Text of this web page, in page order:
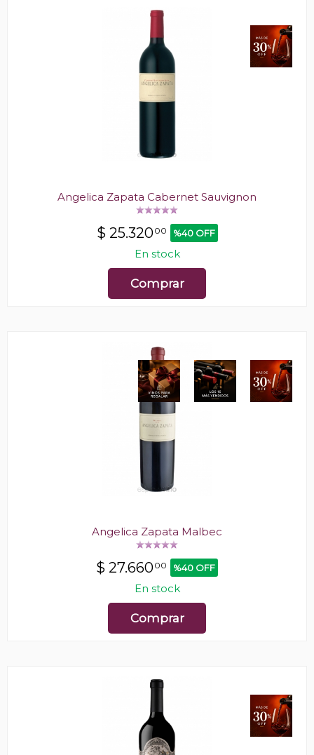
Angelica Zapata Cabernet Sauvignon
$ 25.32000 %40 OFF
En stock
Comprar
Angelica Zapata Malbec
$ 27.66000 %40 OFF
En stock
Comprar